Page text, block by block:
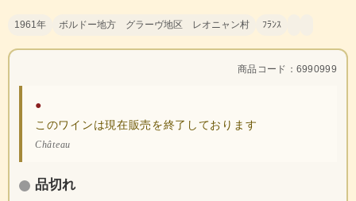
1961年 ボルドー地方 グラーヴ地区 レオニャン村 ﾌﾗﾝｽ
商品コード：6990999
●
このワインは現在販売を終了しております
Château
品切れ